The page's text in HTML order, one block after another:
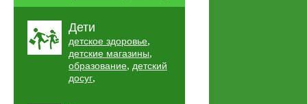
Дети
детское здоровье,
детские магазины,
образование, детский
досуг,